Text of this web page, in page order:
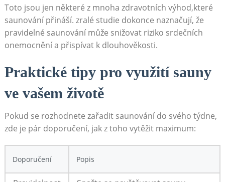
Toto jsou jen některé z mnoha zdravotních výhod,které
saunování přináší. zralé studie dokonce naznačují, že
pravidelné saunování může snižovat riziko srdečních
onemocnění a přispívat k dlouhověkosti.
Praktické tipy pro využití sauny
ve vašem životě
Pokud se rozhodnete zařadit saunování do svého týdne,
zde je pár doporučení, jak z toho vytěžit maximum:
Doporučení Popis